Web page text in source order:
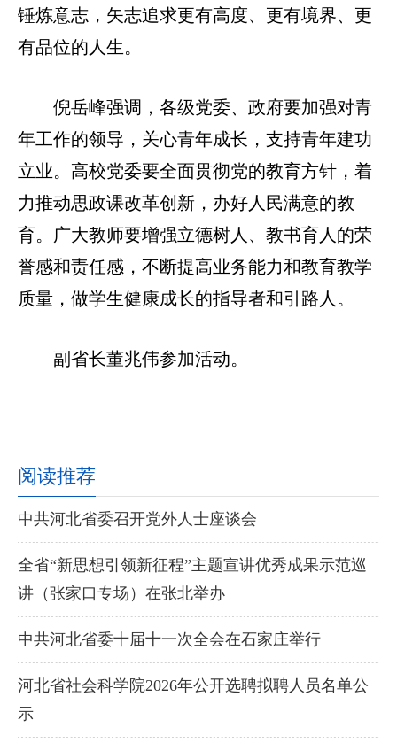
锤炼意志，矢志追求更有高度、更有境界、更
有品位的人生。
倪岳峰强调，各级党委、政府要加强对青
年工作的领导，关心青年成长，支持青年建功
立业。高校党委要全面贯彻党的教育方针，着
力推动思政课改革创新，办好人民满意的教
育。广大教师要增强立德树人、教书育人的荣
誉感和责任感，不断提高业务能力和教育教学
质量，做学生健康成长的指导者和引路人。
副省长董兆伟参加活动。
阅读推荐
中共河北省委召开党外人士座谈会
全省“新思想引领新征程”主题宣讲优秀成果示范巡
讲（张家口专场）在张北举办
中共河北省委十届十一次全会在石家庄举行
河北省社会科学院2026年公开选聘拟聘人员名单公
示